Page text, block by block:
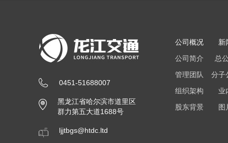
0451-51688007
黑龙江省哈尔滨市道里区
群力第五大道1688号
ljjtbgs@htdc.ltd
公司概况
公司简介
管理团队
组织架构
股东背景
新
总
分子
业
图